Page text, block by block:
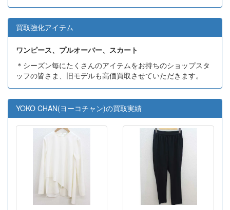
買取強化アイテム
ワンピース、プルオーバー、スカート
＊シーズン毎にたくさんのアイテムをお持ちのショップスタ
ッフの皆さま、旧モデルも高価買取させていただきます。
YOKO CHAN(ヨーコチャン)の買取実績